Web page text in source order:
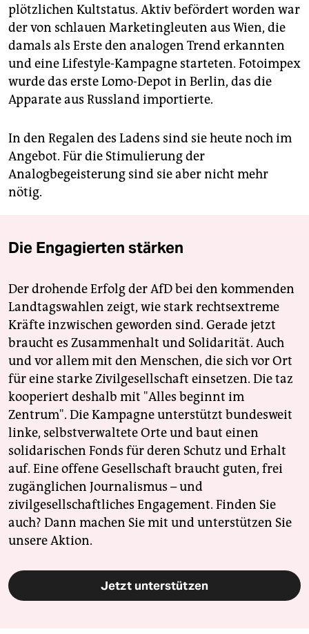
plötzlichen Kultstatus. Aktiv befördert worden war
der von schlauen Marketingleuten aus Wien, die
damals als Erste den analogen Trend erkannten
und eine Lifestyle-Kampagne starteten. Fotoimpex
wurde das erste Lomo-Depot in Berlin, das die
Apparate aus Russland importierte.
In den Regalen des Ladens sind sie heute noch im
Angebot. Für die Stimulierung der
Analogbegeisterung sind sie aber nicht mehr
nötig.
Die Engagierten stärken
Der drohende Erfolg der AfD bei den kommenden
Landtagswahlen zeigt, wie stark rechtsextreme
Kräfte inzwischen geworden sind. Gerade jetzt
braucht es Zusammenhalt und Solidarität. Auch
und vor allem mit den Menschen, die sich vor Ort
für eine starke Zivilgesellschaft einsetzen. Die taz
kooperiert deshalb mit "Alles beginnt im
Zentrum". Die Kampagne unterstützt bundesweit
linke, selbstverwaltete Orte und baut einen
solidarischen Fonds für deren Schutz und Erhalt
auf. Eine offene Gesellschaft braucht guten, frei
zugänglichen Journalismus – und
zivilgesellschaftliches Engagement. Finden Sie
auch? Dann machen Sie mit und unterstützen Sie
unsere Aktion.
Jetzt unterstützen